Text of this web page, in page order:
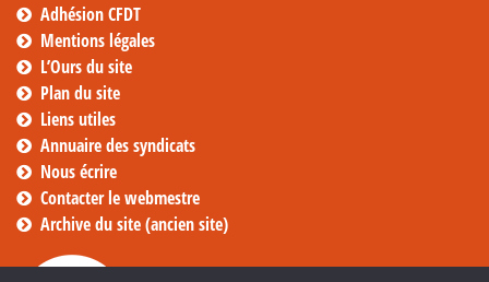
Adhésion CFDT
Mentions légales
L’Ours du site
Plan du site
Liens utiles
Annuaire des syndicats
Nous écrire
Contacter le webmestre
Archive du site (ancien site)